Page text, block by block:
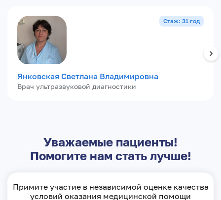
Стаж: 31 год
Янковская Светлана Владимировна
Врач ультразвуковой диагностики
Уважаемые пациенты!
Помогите нам стать лучше!
Примите участие в независимой оценке качества
условий оказания медицинской помощи